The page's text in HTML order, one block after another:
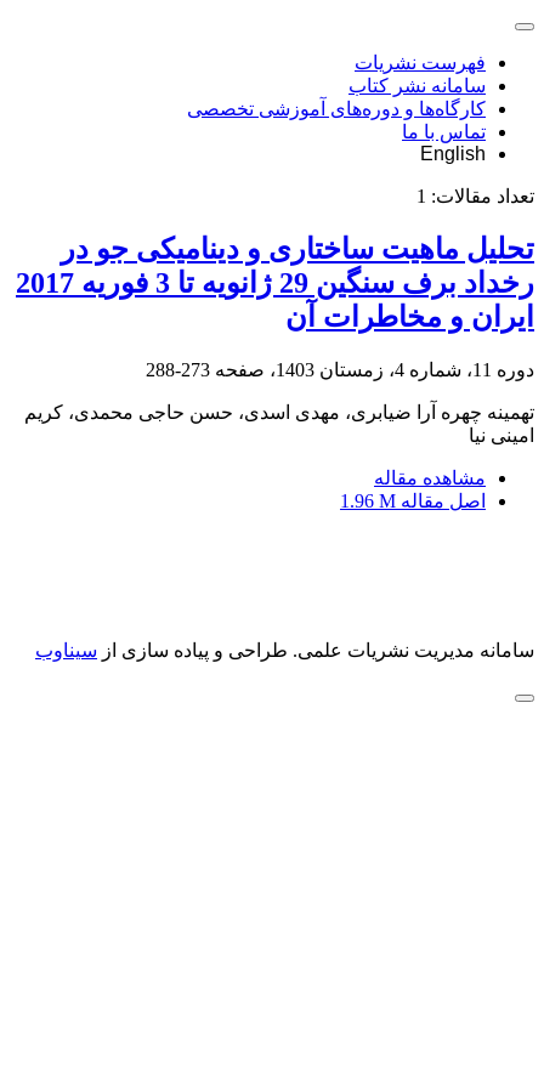
فهرست نشریات
سامانه نشر کتاب
کارگاه‌ها و دوره‌های آموزشی تخصصی
تماس با ما
English
تعداد مقالات: 1
تحلیل ماهیت ساختاری و دینامیکی جو در
رخداد برف سنگین 29 ژانویه تا 3 فوریه 2017
ایران و مخاطرات آن
دوره 11، شماره 4، زمستان 1403، صفحه 273-288
تهمینه چهره آرا ضیابری، مهدی اسدی، حسن حاجی محمدی، کریم
امینی نیا
مشاهده مقاله
اصل مقاله 1.96 M
سامانه مدیریت نشریات علمی. طراحی و پیاده سازی از سیناوب